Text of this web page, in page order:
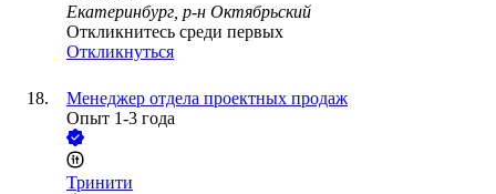
Екатеринбург, р-н Октябрьский
Откликнитесь среди первых
Откликнуться
Менеджер отдела проектных продаж
Опыт 1-3 года
Тринити